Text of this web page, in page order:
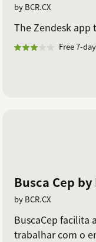
by BCR.CX
The Zendesk app
Free 7-
Busca Cep by
by BCR.CX
BuscaCep facilita
trabalhar com o